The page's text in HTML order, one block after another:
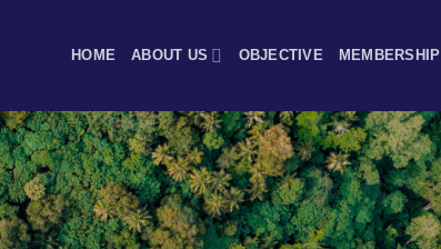
HOME ABOUT US OBJECTIVE MEMBERSHIP